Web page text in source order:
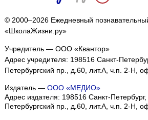
© 2000–2026 Ежедневный
«ШколаЖизни.ру»
Учредитель — ООО «Квантор»
Адрес учредителя: 198516 Санкт-
Петербургский пр., д.60, лит.А, ч.п. 2-Н,
Издатель — ООО «МЕДИО»
Адрес издателя: 198516 Санкт-
Петербургский пр., д.60, лит.А, ч.п. 2-Н,